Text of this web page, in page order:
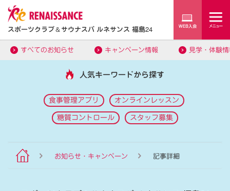
スポーツクラブ＆サウナスパ ルネサンス 福島24
すべてのお知らせ キャンペーン情報 見学・体験
人気キーワードから探す
食事管理アプリ オンラインレッスン
糖質コントロール スタッフ募集
お知らせ・キャンペーン 記事詳細